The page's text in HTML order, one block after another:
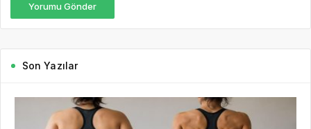
Yorumu Gönder
Son Yazılar